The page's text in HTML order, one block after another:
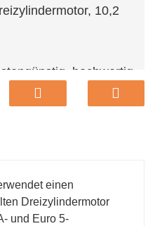
10,2
hochwertig
lange Lebensdauer.
Anforderungen
einen
Dreizylindermotor
und Euro 5-